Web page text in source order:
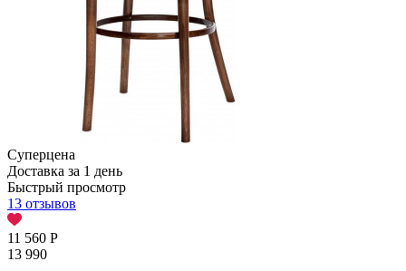
Суперцена
Доставка за 1 день
Быстрый просмотр
13 отзывов
11 560 Р
13 990